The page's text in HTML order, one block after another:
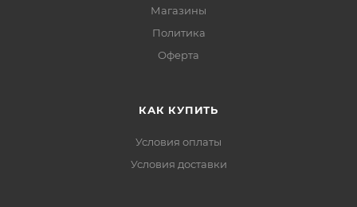
Магазины
Политика
Офертa
КАК КУПИТЬ
Условия оплаты
Условия доставки